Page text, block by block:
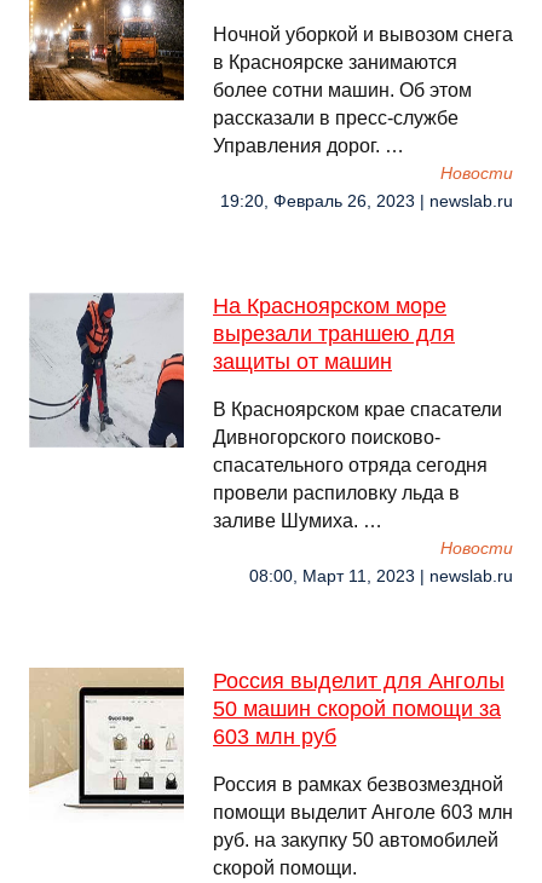
Ночной уборкой и вывозом снега
в Красноярске занимаются
более сотни машин. Об этом
рассказали в пресс-службе
Управления дорог. …
Новости
19:20, Февраль 26, 2023 | newslab.ru
На Красноярском море
вырезали траншею для
защиты от машин
В Красноярском крае спасатели
Дивногорского поисково-
спасательного отряда сегодня
провели распиловку льда в
заливе Шумиха. …
Новости
08:00, Март 11, 2023 | newslab.ru
Россия выделит для Анголы
50 машин скорой помощи за
603 млн руб
Россия в рамках безвозмездной
помощи выделит Анголе 603 млн
руб. на закупку 50 автомобилей
скорой помощи.